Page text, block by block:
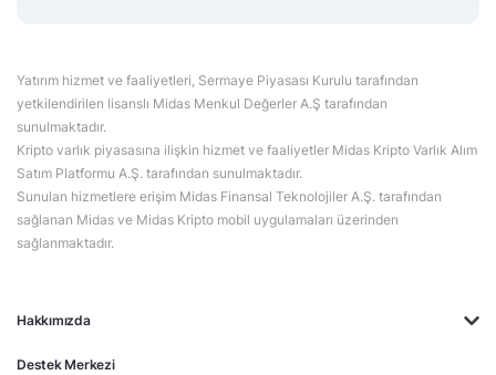
Hakkımızda
Destek Merkezi
Yatırım hizmet ve faaliyetleri, Sermaye Piyasası Kurulu tarafından
yetkilendirilen lisanslı Midas Menkul Değerler A.Ş tarafından
sunulmaktadır.
Kripto varlık piyasasına ilişkin hizmet ve faaliyetler Midas Kripto Varlık Alım
Satım Platformu A.Ş. tarafından sunulmaktadır.
Sunulan hizmetlere erişim Midas Finansal Teknolojiler A.Ş. tarafından
sağlanan Midas ve Midas Kripto mobil uygulamaları üzerinden
sağlanmaktadır.